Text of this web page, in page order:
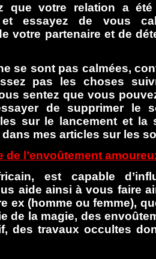
que votre relation a
essayez de vous
votre partenaire et de
se sont pas calmées,
pas les choses
sentez que vous
de supprimer le
sur le lancement et la
mes articles sur les
de l’envoûtement
est capable
aide ainsi à vous faire
ex (homme ou femme),
de la magie, des
des travaux occultes